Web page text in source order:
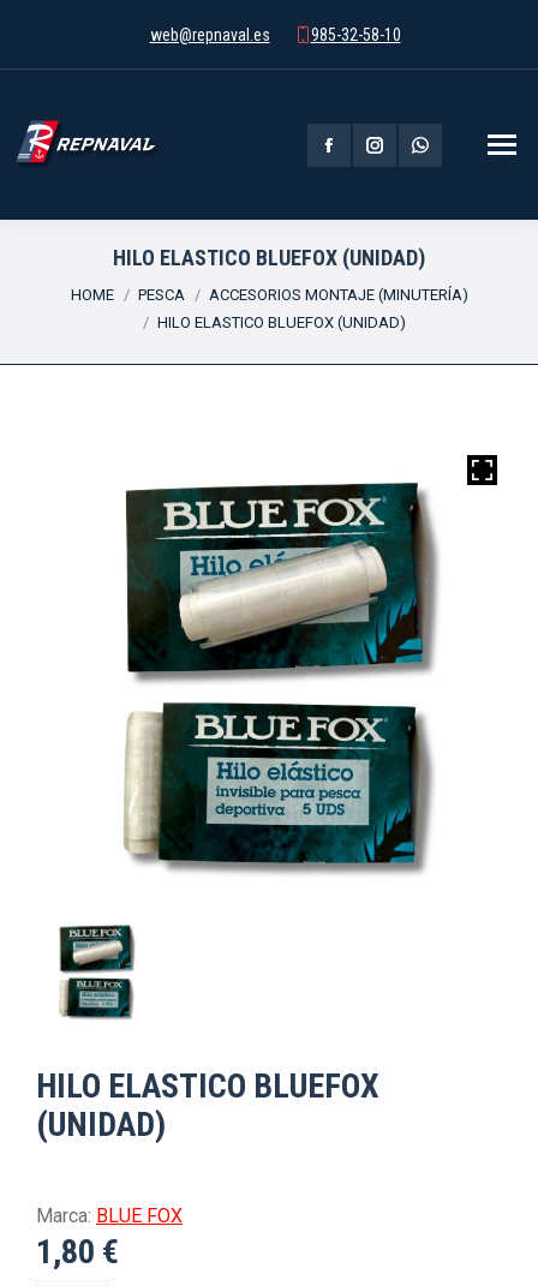
web@repnaval.es 985-32-58-10
Facebook
opens
in
new
Instagram
opens
in
new
Whatsapp
opens
in
HILO ELASTICO BLUEFOX (UNIDAD)
You are here:
HOME PESCA
ACCESORIOS MONTAJE (MINUTERÍA)
HILO ELASTICO BLUEFOX (UNIDAD)
HILO ELASTICO BLUEFOX
(UNIDAD)
Marca: BLUE FOX
1,80 €